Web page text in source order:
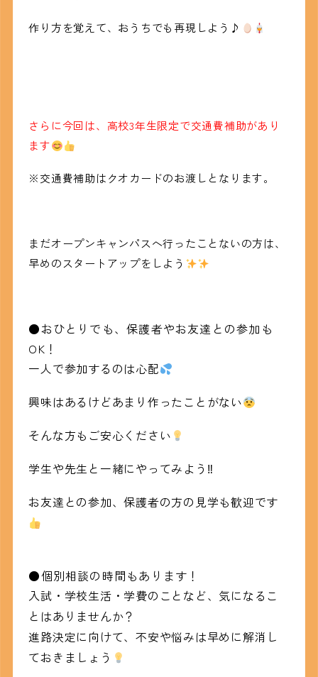
作り方を覚えて、おうちでも再現しよう♪
さらに今回は、高校3年生限定で交通費補助があり
ます
※交通費補助はクオカードのお渡しとなります。
まだオープンキャンパスへ行ったことないの方は、
早めのスタートアップをしよう
●おひとりでも、保護者やお友達との参加も
OK！
一人で参加するのは心配
興味はあるけどあまり作ったことがない
そんな方もご安心ください
学生や先生と一緒にやってみよう‼
お友達との参加、保護者の方の見学も歓迎です
●個別相談の時間もあります！
入試・学校生活・学費のことなど、気になるこ
とはありませんか？
進路決定に向けて、不安や悩みは早めに解消し
ておきましょう